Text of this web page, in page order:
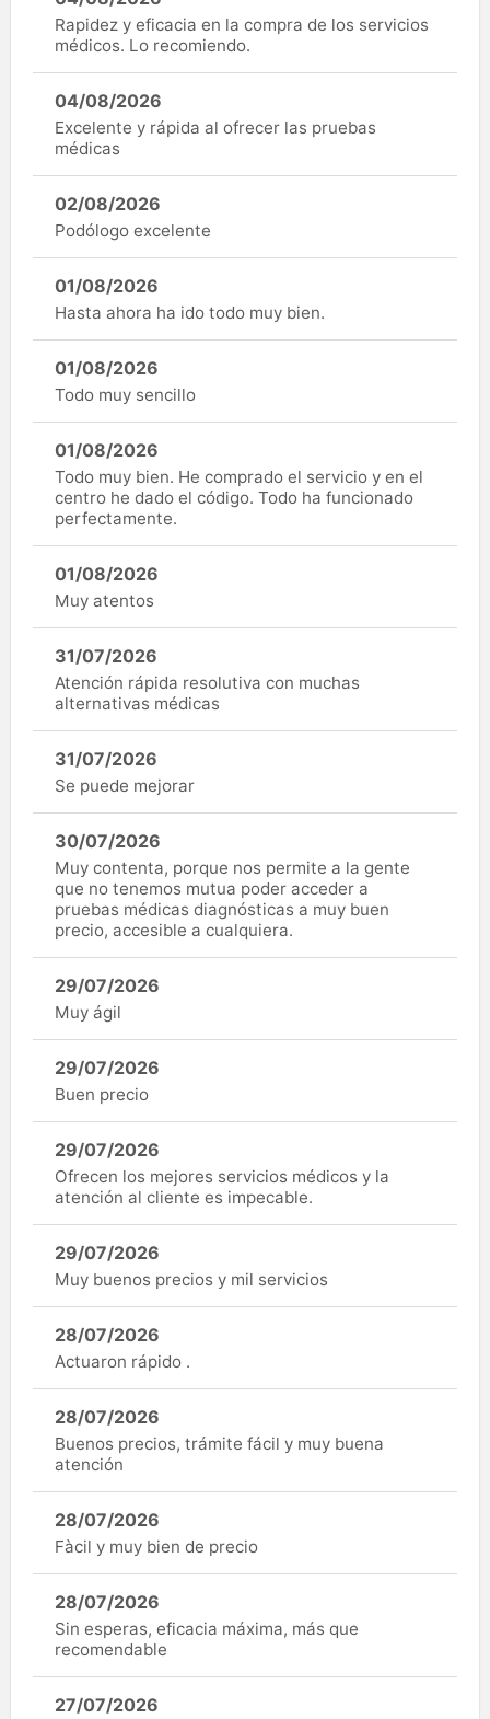
Rapidez y eficacia en la compra de los servicios
médicos. Lo recomiendo.
04/08/2026
Excelente y rápida al ofrecer las pruebas
médicas
02/08/2026
Podólogo excelente
01/08/2026
Hasta ahora ha ido todo muy bien.
01/08/2026
Todo muy sencillo
01/08/2026
Todo muy bien. He comprado el servicio y en el
centro he dado el código. Todo ha funcionado
perfectamente.
01/08/2026
Muy atentos
31/07/2026
Atención rápida resolutiva con muchas
alternativas médicas
31/07/2026
Se puede mejorar
30/07/2026
Muy contenta, porque nos permite a la gente
que no tenemos mutua poder acceder a
pruebas médicas diagnósticas a muy buen
precio, accesible a cualquiera.
29/07/2026
Muy ágil
29/07/2026
Buen precio
29/07/2026
Ofrecen los mejores servicios médicos y la
atención al cliente es impecable.
29/07/2026
Muy buenos precios y mil servicios
28/07/2026
Actuaron rápido .
28/07/2026
Buenos precios, trámite fácil y muy buena
atención
28/07/2026
Fàcil y muy bien de precio
28/07/2026
Sin esperas, eficacia máxima, más que
recomendable
27/07/2026